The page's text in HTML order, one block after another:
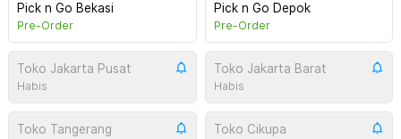
Pick n Go Bekasi
Pre-Order
Pick n Go Depok
Pre-Order
Toko Jakarta Pusat
Habis
Toko Jakarta Barat
Habis
Toko Tangerang Toko Cikupa